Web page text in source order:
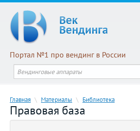
Портал №1 про вендинг в России
Главная \ Материалы \ Библиотека
Правовая база